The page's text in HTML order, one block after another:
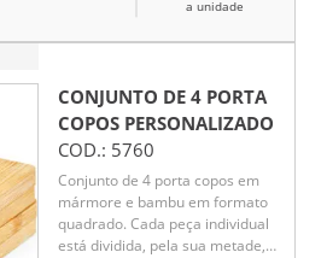
a unidade
CONJUNTO DE 4 PORTA
COPOS PERSONALIZADO
COD.: 5760
Conjunto de 4 porta copos em
mármore e bambu em formato
quadrado. Cada peça individual
está dividida, pela sua metade,